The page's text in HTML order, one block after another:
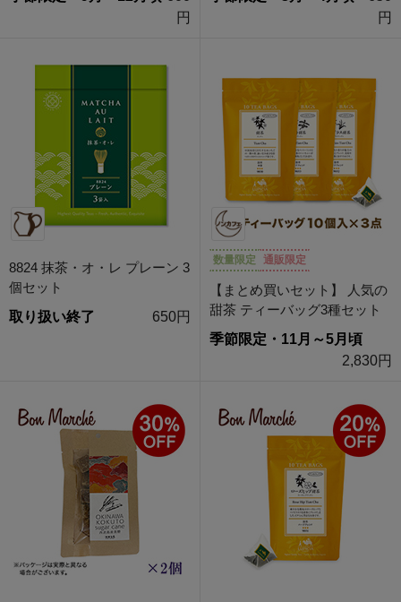
円
円
8824 抹茶・オ・レ プレーン 3
個セット
取り扱い終了
650円
数量限定 通販限定
【まとめ買いセット】 人気の
甜茶 ティーバッグ3種セット
季節限定・11月～5月頃
2,830円